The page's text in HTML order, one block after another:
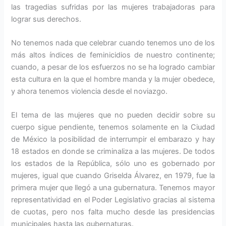
las tragedias sufridas por las mujeres trabajadoras para
lograr sus derechos.
No tenemos nada que celebrar cuando tenemos uno de los
más altos índices de feminicidios de nuestro continente;
cuando, a pesar de los esfuerzos no se ha logrado cambiar
esta cultura en la que el hombre manda y la mujer obedece,
y ahora tenemos violencia desde el noviazgo.
El tema de las mujeres que no pueden decidir sobre su
cuerpo sigue pendiente, tenemos solamente en la Ciudad
de México la posibilidad de interrumpir el embarazo y hay
18 estados en donde se criminaliza a las mujeres. De todos
los estados de la República, sólo uno es gobernado por
mujeres, igual que cuando Griselda Álvarez, en 1979, fue la
primera mujer que llegó a una gubernatura. Tenemos mayor
representatividad en el Poder Legislativo gracias al sistema
de cuotas, pero nos falta mucho desde las presidencias